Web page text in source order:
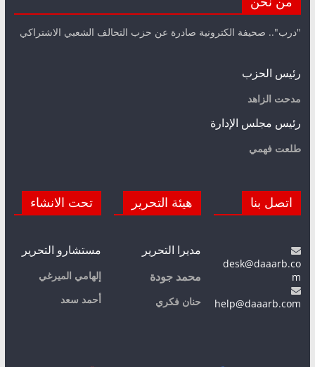
"درب".. صحيفة الكترونية صادرة عن حزب التحالف الشعبي الاشتراكي
رئيس الحزب
مدحت الزاهد
رئيس مجلس الإدارة
طلعت فهمي
اتصل بنا
desk@daaarb.co
m
help@daaarb.com
هيئة التحرير
مديرا التحرير
محمد جودة
حنان فكري
تحت الانشاء
مستشارو التحرير
إلهامي الميرغي
أحمد سعد